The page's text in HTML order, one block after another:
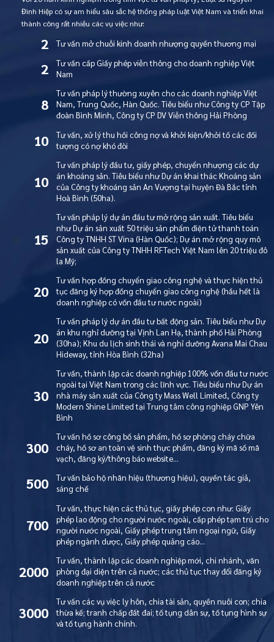
Đình Hiệp có sự am hiểu sâu sắc hệ thống pháp luật Việt Nam và triển khai
thành công rất nhiều các vụ việc như:
2 Tư vấn mở chuỗi kinh doanh nhượng quyền thương mại
2
Tư vấn cấp Giấy phép viễn thông cho doanh nghiệp Việt
Nam
8
Tư vấn pháp lý thường xuyên cho các doanh nghiệp Việt
Nam, Trung Quốc, Hàn Quốc. Tiêu biểu như Công ty CP Tập
đoàn Bình Minh, Công ty CP DV Viễn thông Hải Phòng
10
Tư vấn, xử lý thu hồi công nợ và khởi kiện/khởi tố các đối
tượng có nợ khó đòi
10
Tư vấn pháp lý đầu tư, giấy phép, chuyển nhượng các dự
án khoáng sản. Tiêu biểu như Dự án khai thác Khoáng sản
của Công ty khoáng sản An Vượng tại huyện Đà Bắc tỉnh
Hoà Bình (50ha).
15
Tư vấn pháp lý dự án đầu tư mở rộng sản xuất. Tiêu biểu
như Dự án sản xuất 50 triệu sản phẩm điện tử thanh toán
Công ty TNHH ST Vina (Hàn Quốc); Dự án mở rộng quy mô
sản xuất của Công ty TNHH RFTech Việt Nam lên 20 triệu đô
la Mỹ;
20
Tư vấn hợp đồng chuyển giao công nghệ và thực hiện thủ
tục đăng ký hợp đồng chuyển giao công nghệ (hầu hết là
doanh nghiệp có vốn đầu tư nước ngoài)
20
Tư vấn pháp lý dự án đầu tư bất động sản. Tiêu biểu như Dự
án khu nghỉ dưỡng tại Vịnh Lan Hạ, thành phố Hải Phòng
(30ha); Khu du lịch sinh thái và nghỉ dưỡng Avana Mai Chau
Hideway, tỉnh Hòa Bình (32ha)
30
Tư vấn, thành lập các doanh nghiệp 100% vốn đầu tư nước
ngoài tại Việt Nam trong các lĩnh vực. Tiêu biểu như Dự án
nhà máy sản xuất của Công ty Mass Well Limited, Công ty
Modern Shine Limited tại Trung tâm công nghiệp GNP Yên
Bình
300
Tư vấn hồ sơ công bố sản phẩm, hồ sơ phòng cháy chữa
cháy, hồ sơ an toàn vệ sinh thực phẩm, đăng ký mã số mã
vạch, đăng ký/thông báo website…
500
Tư vấn bảo hộ nhãn hiệu (thương hiệu), quyền tác giả,
sáng chế
700
Tư vấn, thực hiện các thủ tục, giấy phép con như: Giấy
phép lao động cho người nước ngoài, cấp phép tạm trú cho
người nước ngoài, Giấy phép trung tâm ngoại ngữ, Giấy
phép ngành dược, Giấy phép quảng cáo…
2000
Tư vấn, thành lập các doanh nghiệp mới, chi nhánh, văn
phòng đại diện trên cả nước; các thủ tục thay đổi đăng ký
doanh nghiệp trên cả nước
3000
Tư vấn các vụ việc ly hôn, chia tài sản, quyền nuôi con; chia
thừa kế; tranh chấp đất đai; tố tụng dân sự, tố tụng hình sự
và tố tụng hành chính.